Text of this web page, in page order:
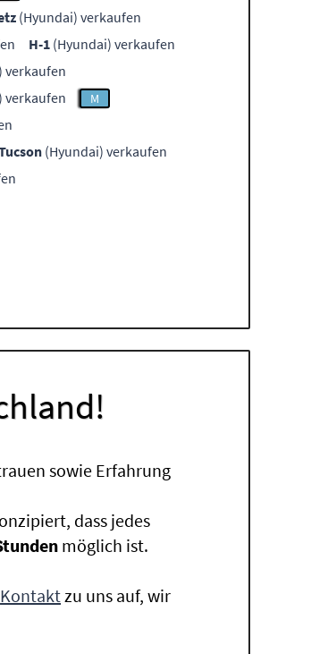
(Hyundai) verkaufen
H-1 (Hyundai) verkaufen
verkaufen
verkaufen M
(Hyundai) verkaufen
sowie Erfahrung
dass jedes
möglich ist.
Kontaktzu uns auf, wir